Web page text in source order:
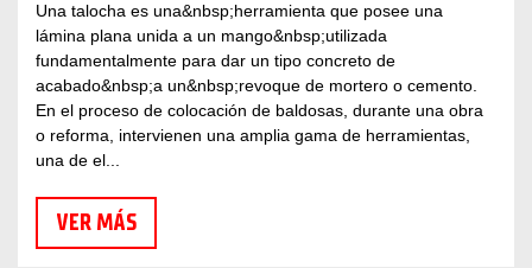
Una talocha es una&nbsp;herramienta que posee una
lámina plana unida a un mango&nbsp;utilizada
fundamentalmente para dar un tipo concreto de
acabado&nbsp;a un&nbsp;revoque de mortero o cemento.
En el proceso de colocación de baldosas, durante una obra
o reforma, intervienen una amplia gama de herramientas,
una de el...
VER MÁS